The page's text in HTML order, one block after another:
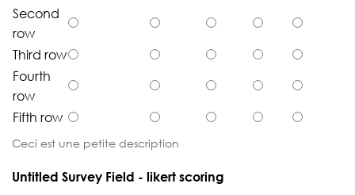
Second
row
Third row
Fourth
row
Fifth row
Ceci est une petite description
Untitled Survey Field - likert scoring